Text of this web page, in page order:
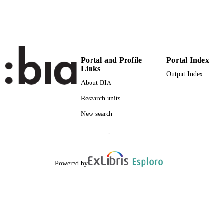
Portal and Profile
Links
About BIA
Research units
New search
Portal Index
Output Index
-
Powered by